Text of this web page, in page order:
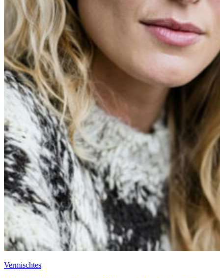
Vermischtes